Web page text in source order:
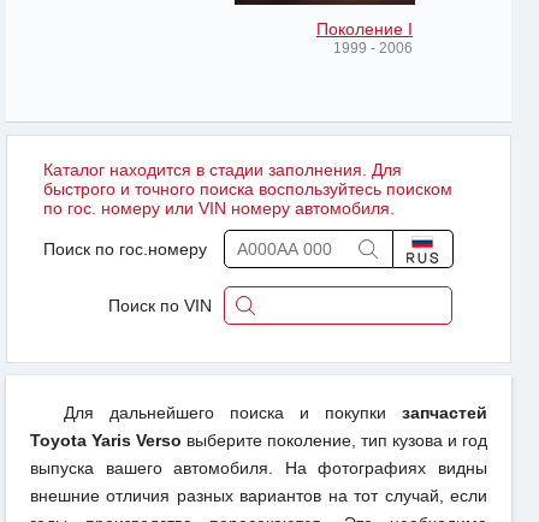
Поколение I
1999 - 2006
Каталог находится в стадии заполнения. Для
быстрого и точного поиска воспользуйтесь поиском
по гос. номеру или VIN номеру автомобиля.
Поиск по гос.номеру
Поиск по VIN
Для дальнейшего поиска и покупки запчастей
Toyota Yaris Verso выберите поколение, тип кузова и год
выпуска вашего автомобиля. На фотографиях видны
внешние отличия разных вариантов на тот случай, если